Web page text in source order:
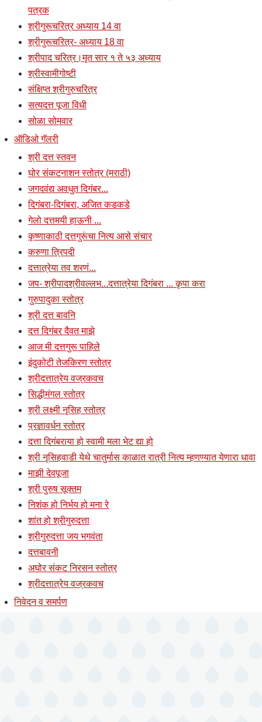
पत्रक
श्रीगुरूचरित्र अध्याय 14 वा
श्रीगुरूचरित्र- अध्याय 18 वा
श्रीपाद चरित्र।मृत सार १ ते ५३ अध्याय
श्रीस्वामीगोष्टी
संक्षिप्त श्रीगुरुचरित्र
सत्यदत्त पूजा विधी
सोळा सोमवार
ऑडिओ गॅलरी
श्री दत्त स्तवन
घोर संकटनाशन स्तोत्र (मराठी)
जगदवंद्य अवधुत दिगंबर...
दिगंबरा-दिगंबरा, अजित कडकडे
गेलो दत्तमयी हाऊनी ...
कृष्णाकाठी दत्तगुरूंचा नित्य आसे संचार
करुणा त्रिपदी
दत्तात्रेया तव शरणं...
जप- श्रीपादश्रीवल्लभ...दत्तात्रेया दिगंबरा ... कृपा करा
गुरुपादुका स्तोत्र
श्री दत्त बावनि
दत्त दिगंबर दैवत माझे
आज मी दत्तगुरू पाहिले
इंदुकोटी तेजकिरण स्तोत्र
श्रीदत्तात्रेय वज्रकवच
सिद्धीमंगल स्तोत्र
श्री लक्ष्मी नृसिह स्तोत्र
प्रज्ञावर्धन स्तोत्र
दत्ता दिगंबराया हो स्वामी मला भेट द्या हो
श्री नृसिहवाडी येथे चातुर्मास काळात रात्री नित्य म्हणण्यात येणारा धावा
माझी देवपूजा
श्री पुरुष सूक्तम
निशंक हो निर्भय हो मना रे
शांत हो श्रीगुरुदत्ता
श्रीगुरुदत्ता जय भगवंता
दत्तबावनी
अघोर संकट निरसन स्तोत्र
श्रीदत्तात्रेय वज्रकवच
निवेदन व समर्पण